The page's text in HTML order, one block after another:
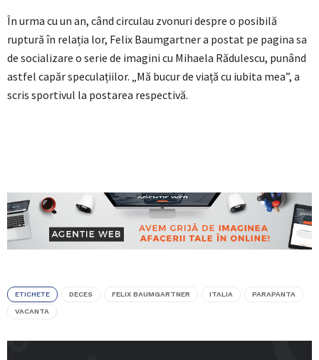
În urma cu un an, când circulau zvonuri despre o posibilă
ruptură în relația lor, Felix Baumgartner a postat pe pagina sa
de socializare o serie de imagini cu Mihaela Rădulescu, punând
astfel capăr speculațiilor. „Mă bucur de viață cu iubita mea”, a
scris sportivul la postarea respectivă.
ETICHETE DECES FELIX BAUMGARTNER ITALIA PARAPANTA
VACANTA